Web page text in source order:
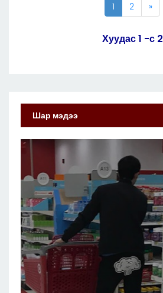
1 2 »
Хуудас 1 -с 2
Шар мэдээ